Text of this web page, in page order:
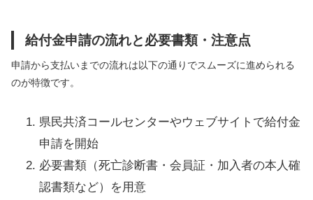
給付金申請の流れと必要書類・注意点
申請から支払いまでの流れは以下の通りでスムーズに進められる
のが特徴です。
県民共済コールセンターやウェブサイトで給付金
申請を開始
必要書類（死亡診断書・会員証・加入者の本人確
認書類など）を用意